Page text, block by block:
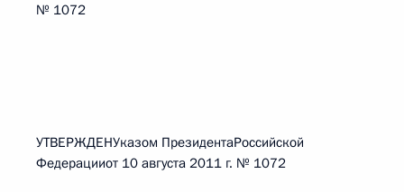
№ 1072
УТВЕРЖДЕНУказом ПрезидентаРоссийской
Федерацииот 10 августа 2011 г. № 1072